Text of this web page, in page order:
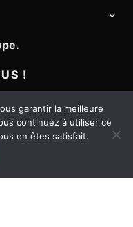
!
garantir la meilleure
continuez à utiliser ce
en êtes satisfait.